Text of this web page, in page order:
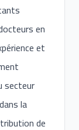
en
et
secteur
la
de